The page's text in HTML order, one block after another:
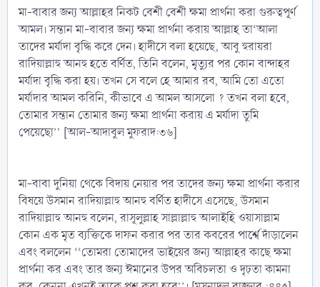
মা-বাবার জন্য আল্লাহর নিকট বেশী বেশী ক্ষমা প্রার্থনা করা গুরুত্বপূর্ণ
আমল। সন্তান মা-বাবার জন্য ক্ষমা প্রার্থনা করায় আল্লাহ তা‘আলা
তাদের মর্যাদা বৃদ্ধি করে দেন। হাদীসে বলা হয়েছে, আবু হুরায়রা
রাদিয়াল্লাহু আনহু হতে বর্ণিত, তিনি বলেন, মৃত্যুর পর কোন বান্দাহর
মর্যাদা বৃদ্ধি করা হয়। তখন সে বলে হে আমার রব, আমি তো এতো
মর্যাদার আমল করিনি, কীভাবে এ আমল আসলো ? তখন বলা হবে,
তোমার সন্তান তোমার জন্য ক্ষমা প্রার্থনা করায় এ মর্যাদা তুমি
পেয়েছো’’ [আল-আদাবুল মুফরাদ:৩৬]
মা-বাবা দুনিয়া থেকে বিদায় নেয়ার পর তাদের জন্য ক্ষমা প্রার্থনা করার
বিষয়ে উসমান রাদিয়াল্লাহু আনহু বর্ণিত হাদীসে এসেছে, উসমান
রাদিয়াল্লাহু আনহু বলেন, রাসূলুল্লাহ সাল্লাল্লাহু আলাইহি ওয়াসাল্লাম
কোন এক মৃত ব্যক্তিকে দাফন করার পর তার কবরের পার্শ্বে দাঁড়ালেন
এবং বললেন ‘‘তোমরা তোমাদের ভাইয়ের জন্য আল্লাহর কাছে ক্ষমা
প্রার্থনা কর এবং তার জন্য ঈমানের উপর অবিচলতা ও দৃঢ়তা কামনা